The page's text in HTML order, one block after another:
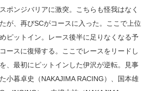
ポンジバリアに激突。こちらも怪我はなく
が、再びSCがコースに入った。ここで上位
ピットイン。レース後半に足りなくなる予
ースに復帰する。ここでレースをリードし
、最初にピットインした伊沢が逆転。見事
小暮卓史（NAKAJIMA RACING）、国本雄